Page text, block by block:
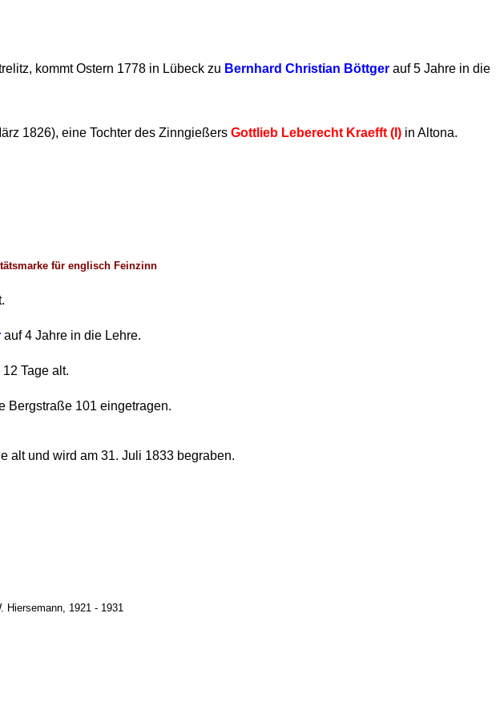
kommt Ostern 1778 in Lübeck zu Bernhard Christian Böttger auf 5 Jahre in die
1826), eine Tochter des Zinngießers Gottlieb Leberecht Kraefft (I) in Altona.
für englisch Feinzinn
auf 4 Jahre in die Lehre.
Tage alt.
Bergstraße 101 eingetragen.
alt und wird am 31. Juli 1833 begraben.
Hiersemann, 1921 - 1931